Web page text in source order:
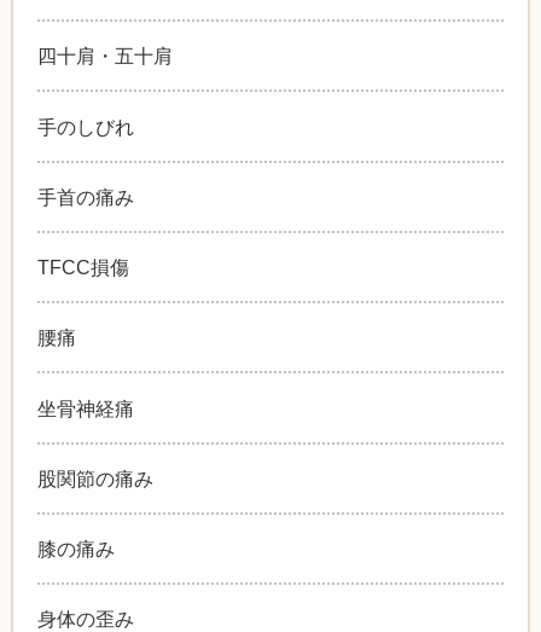
四十肩・五十肩
手のしびれ
手首の痛み
TFCC損傷
腰痛
坐骨神経痛
股関節の痛み
膝の痛み
身体の歪み